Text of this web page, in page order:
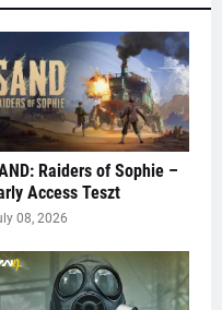
Raiders of Sophie –
Access Teszt
08, 2026